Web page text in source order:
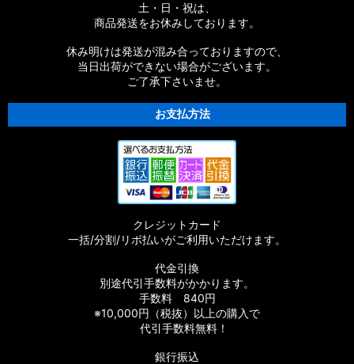
土・日・祝は、
商品発送をお休みしております。
休み明けは発送が混み合っておりますので、
当日出荷ができない場合がございます。
ご了承下さいませ。
お支払方法
クレジットカード
一括/分割/リボ払いがご利用いただけます。
代金引換
別途代引手数料がかかります。
手数料 840円
※10,000円（税抜）以上の購入で
代引手数料無料！
銀行振込